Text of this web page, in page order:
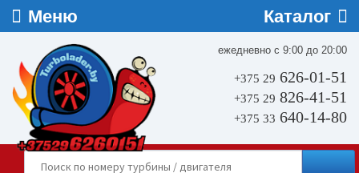
ежедневно с 9:00 до 20:00
+375 29 626-01-51
+375 29 826-41-51
+375 33 640-14-80